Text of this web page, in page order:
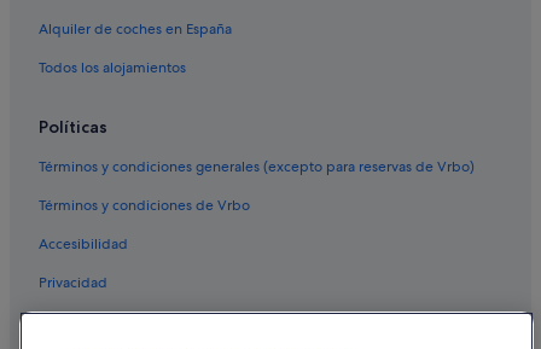
Alquiler de coches en España
Todos los alojamientos
Políticas
Términos y condiciones generales (excepto para reservas de Vrbo)
Términos y condiciones de Vrbo
Accesibilidad
Privacidad
Cookies